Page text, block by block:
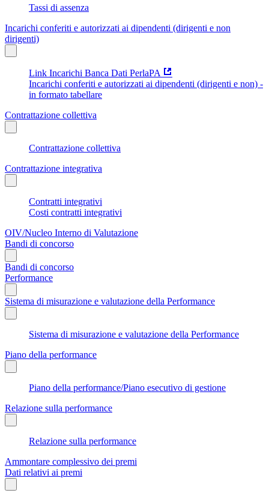
Tassi di assenza
Incarichi conferiti e autorizzati ai dipendenti (dirigenti e non
dirigenti)
Link Incarichi Banca Dati PerlaPA
Incarichi conferiti e autorizzati ai dipendenti (dirigenti e non) -
in formato tabellare
Contrattazione collettiva
Contrattazione collettiva
Contrattazione integrativa
Contratti integrativi
Costi contratti integrativi
OIV/Nucleo Interno di Valutazione
Bandi di concorso
Bandi di concorso
Performance
Sistema di misurazione e valutazione della Performance
Sistema di misurazione e valutazione della Performance
Piano della performance
Piano della performance/Piano esecutivo di gestione
Relazione sulla performance
Relazione sulla performance
Ammontare complessivo dei premi
Dati relativi ai premi